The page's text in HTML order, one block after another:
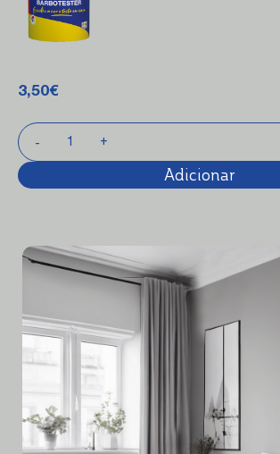
3,50€
Adicionar